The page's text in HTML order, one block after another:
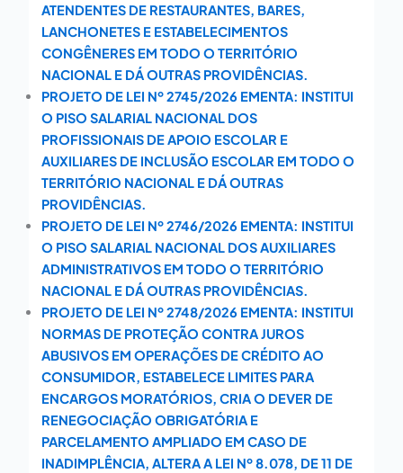
ATENDENTES DE RESTAURANTES, BARES,
LANCHONETES E ESTABELECIMENTOS
CONGÊNERES EM TODO O TERRITÓRIO
NACIONAL E DÁ OUTRAS PROVIDÊNCIAS.
PROJETO DE LEI Nº 2745/2026 EMENTA: INSTITUI
O PISO SALARIAL NACIONAL DOS
PROFISSIONAIS DE APOIO ESCOLAR E
AUXILIARES DE INCLUSÃO ESCOLAR EM TODO O
TERRITÓRIO NACIONAL E DÁ OUTRAS
PROVIDÊNCIAS.
PROJETO DE LEI Nº 2746/2026 EMENTA: INSTITUI
O PISO SALARIAL NACIONAL DOS AUXILIARES
ADMINISTRATIVOS EM TODO O TERRITÓRIO
NACIONAL E DÁ OUTRAS PROVIDÊNCIAS.
PROJETO DE LEI Nº 2748/2026 EMENTA: INSTITUI
NORMAS DE PROTEÇÃO CONTRA JUROS
ABUSIVOS EM OPERAÇÕES DE CRÉDITO AO
CONSUMIDOR, ESTABELECE LIMITES PARA
ENCARGOS MORATÓRIOS, CRIA O DEVER DE
RENEGOCIAÇÃO OBRIGATÓRIA E
PARCELAMENTO AMPLIADO EM CASO DE
INADIMPLÊNCIA, ALTERA A LEI Nº 8.078, DE 11 DE